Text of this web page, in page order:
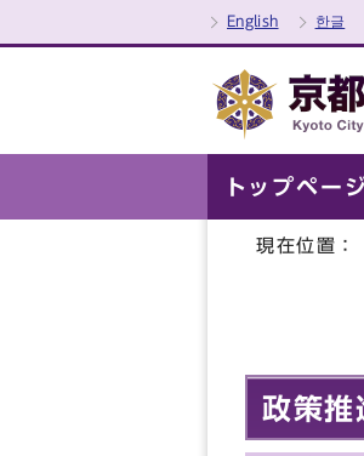
English 한글
トップペー
現在位置：
政策